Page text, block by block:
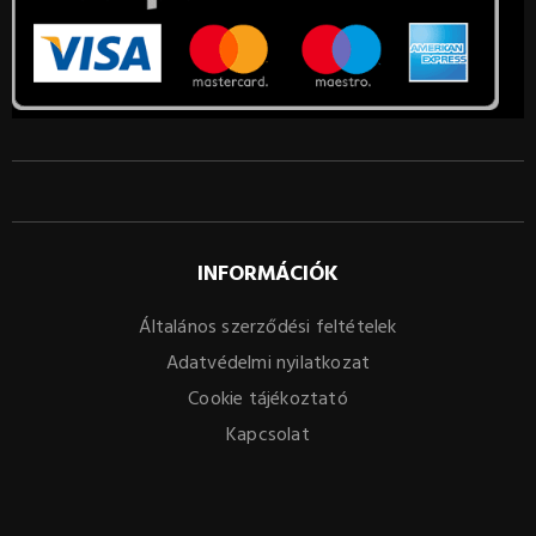
INFORMÁCIÓK
Általános szerződési feltételek
Adatvédelmi nyilatkozat
Cookie tájékoztató
Kapcsolat